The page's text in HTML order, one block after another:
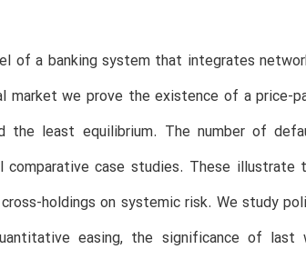
of a banking system that integrates
market we prove the existence of a price-
least equilibrium. The number of
comparative case studies. These
holdings on systemic risk. We study
easing, the significance of